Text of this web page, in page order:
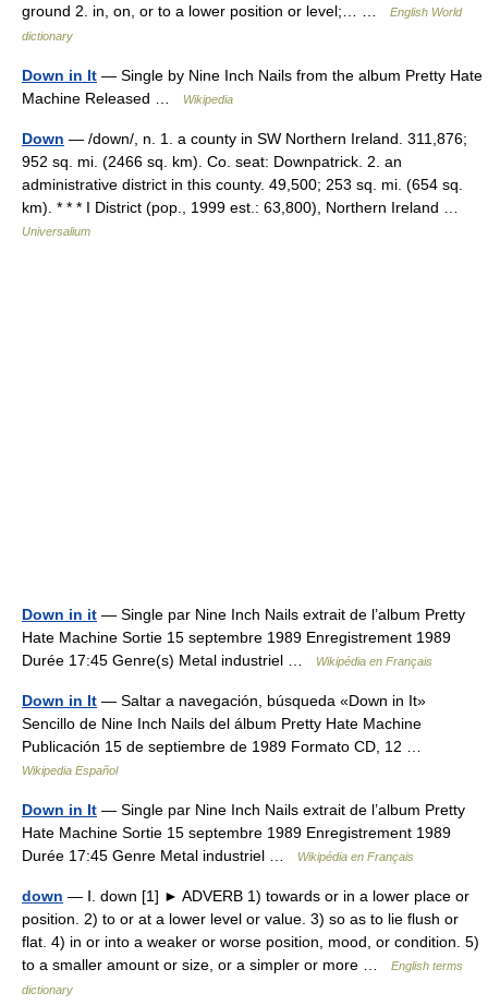
ground 2. in, on, or to a lower position or level;… …
English World
dictionary
Down in It — Single by Nine Inch Nails from the album Pretty Hate
Machine Released …
Wikipedia
Down — /down/, n. 1. a county in SW Northern Ireland. 311,876;
952 sq. mi. (2466 sq. km). Co. seat: Downpatrick. 2. an
administrative district in this county. 49,500; 253 sq. mi. (654 sq.
km). * * * I District (pop., 1999 est.: 63,800), Northern Ireland …
Universalium
Down in it — Single par Nine Inch Nails extrait de l’album Pretty
Hate Machine Sortie 15 septembre 1989 Enregistrement 1989
Durée 17:45 Genre(s) Metal industriel …
Wikipédia en Français
Down in It — Saltar a navegación, búsqueda «Down in It»
Sencillo de Nine Inch Nails del álbum Pretty Hate Machine
Publicación 15 de septiembre de 1989 Formato CD, 12 …
Wikipedia Español
Down in It — Single par Nine Inch Nails extrait de l’album Pretty
Hate Machine Sortie 15 septembre 1989 Enregistrement 1989
Durée 17:45 Genre Metal industriel …
Wikipédia en Français
down — Ⅰ. down [1] ► ADVERB 1) towards or in a lower place or
position. 2) to or at a lower level or value. 3) so as to lie flush or
flat. 4) in or into a weaker or worse position, mood, or condition. 5)
to a smaller amount or size, or a simpler or more …
English terms
dictionary